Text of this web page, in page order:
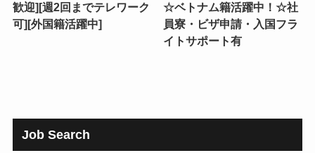
歓迎][週2回までテレワーク
可][外国籍活躍中]
☆ベトナム籍活躍中！☆社
員寮・ビザ申請・入国フラ
イトサポート有
Job Search